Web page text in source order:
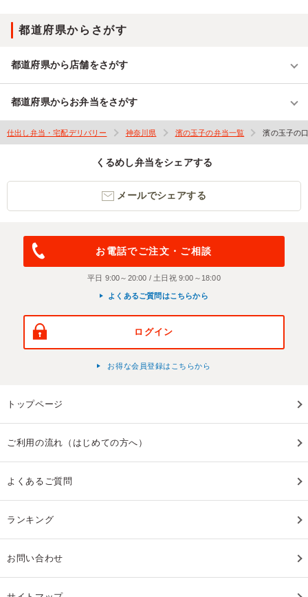
都道府県からさがす
都道府県から店舗をさがす
都道府県からお弁当をさがす
仕出し弁当・宅配デリバリー 神奈川県 濱の玉子の弁当一覧 濱の玉子の
くるめし弁当をシェアする
メールでシェアする
お電話でご注文・ご相談
平日 9:00～20:00 / 土日祝 9:00～18:00
よくあるご質問はこちらから
ログイン
お得な会員登録はこちらから
トップページ
ご利用の流れ（はじめての方へ）
よくあるご質問
ランキング
お問い合わせ